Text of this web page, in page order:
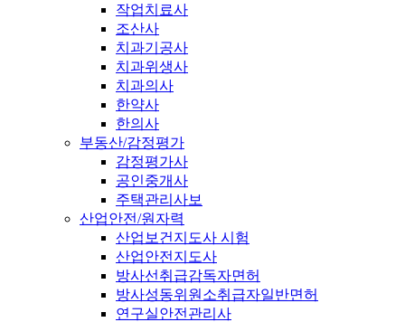
작업치료사
조산사
치과기공사
치과위생사
치과의사
한약사
한의사
부동산/감정평가
감정평가사
공인중개사
주택관리사보
산업안전/원자력
산업보건지도사 시험
산업안전지도사
방사선취급감독자면허
방사성동위원소취급자일반면허
연구실안전관리사